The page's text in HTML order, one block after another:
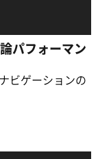
パフォーマン
ビゲーションの